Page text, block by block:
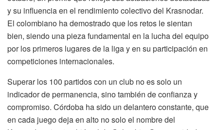
y su influencia en el rendimiento colectivo del Krasnodar.
El colombiano ha demostrado que los retos le sientan
bien, siendo una pieza fundamental en la lucha del equipo
por los primeros lugares de la liga y en su participación en
competiciones internacionales.
Superar los 100 partidos con un club no es solo un
indicador de permanencia, sino también de confianza y
compromiso. Córdoba ha sido un delantero constante, que
en cada juego deja en alto no solo el nombre del